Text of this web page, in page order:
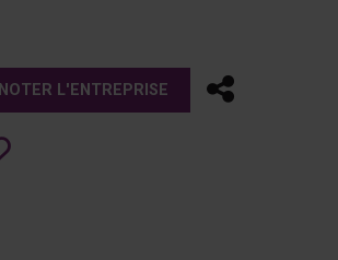
NOTER L'ENTREPRISE Partager